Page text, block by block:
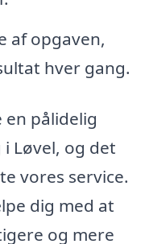
af opgaven,
hver gang.
pålidelig
Løvel, og det
vores service.
dig med at
og mere